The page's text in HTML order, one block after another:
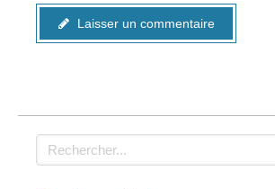
Laisser un commentaire
Rechercher